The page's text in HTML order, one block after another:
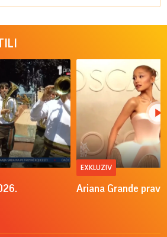
EXKLUZIV
Ariana Grande pravi